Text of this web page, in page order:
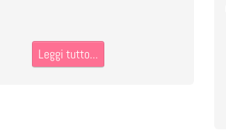
Leggi tutto...